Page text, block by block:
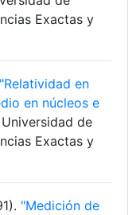
Exactas y
"Relatividad en
en núcleos e
de
Exactas y
"Medición de